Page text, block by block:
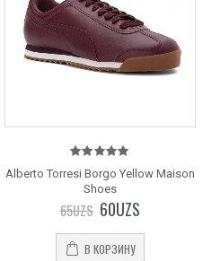
5.00
out
of 5
Alberto Torresi Borgo Yellow Maison
Shoes
65UZS 60UZS
В КОРЗИНУ